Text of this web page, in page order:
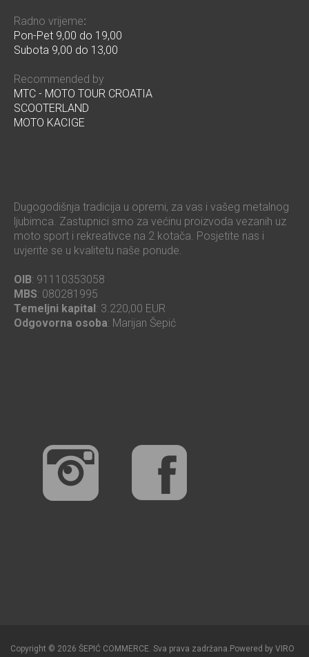
Radno vrijeme:
Pon-Pet 9,00 do 19,00
Subota 9,00 do 13,00
Recommended by
MTC - MOTO TOUR CROATIA
SCOOTERLAND
MOTO KACIGE
Dugogodišnja tradicija u opremi, za vas i vašeg metalnog
ljubimca. Zastupnici smo za većinu proizvoda vezanih uz
moto sport i rekreativce na 2 kotača. Posjetite nas i
uvjerite se u kvalitetu naše ponude.
OIB: 91110353058
MBS: 080281995
Temeljni kapital: 3.220,00 EUR
Odgovorna osoba: Marijan Šepić
Copyright © 2026 ŠEPIĆ COMMERCE. Sva prava zadržana. Powered by VIRO